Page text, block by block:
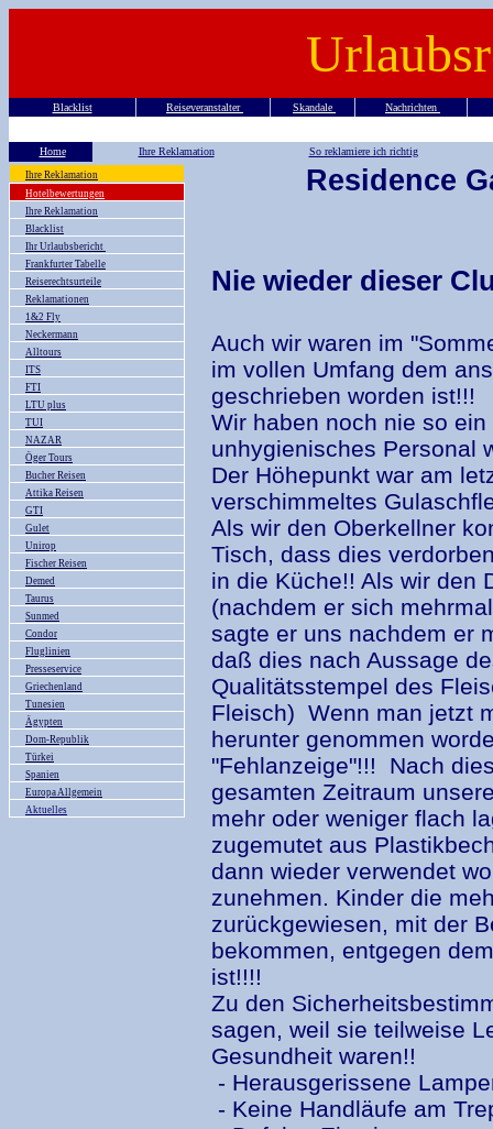
Blacklist Reiseveranstalter Skandale Nachrichten
Home Ihre Reklamation So reklamiere ich richtig
Ihre Reklamation
Hotelbewertungen
Ihre Reklamation
Blacklist
Ihr Urlaubsbericht
Frankfurter Tabelle
Reiserechtsurteile
Reklamationen
1&2 Fly
Neckermann
Alltours
ITS
FTI
LTU plus
TUI
NAZAR
Öger Tours
Bucher Reisen
Attika Reisen
GTI
Gulet
Unirop
Fischer Reisen
Demed
Taurus
Sunmed
Condor
Fluglinien
Presseservice
Griechenland
Tunesien
Ägypten
Dom-Republik
Türkei
Spanien
Europa Allgemein
Aktuelles
Residence
Nie wieder dieser
Auch wir waren im
im vollen Umfang dem
geschrieben worden ist!!!
Wir haben noch nie so
unhygienisches Personal
Der Höhepunkt war am
verschimmeltes
Als wir den Oberkellner
Tisch, dass dies
in die Küche!! Als wir den
(nachdem er sich
sagte er uns nachdem er
daß dies nach Aussage
Qualitätsstempel des
Fleisch) Wenn man jetzt
herunter genommen
"Fehlanzeige"!!! Nach
gesamten Zeitraum
mehr oder weniger flach
zugemutet aus
dann wieder verwendet
zunehmen. Kinder die
zurückgewiesen, mit der
bekommen, entgegen
ist!!!!
Zu den
sagen, weil sie teilweise
Gesundheit waren!!
- Herausgerissene
- Keine Handläufe am